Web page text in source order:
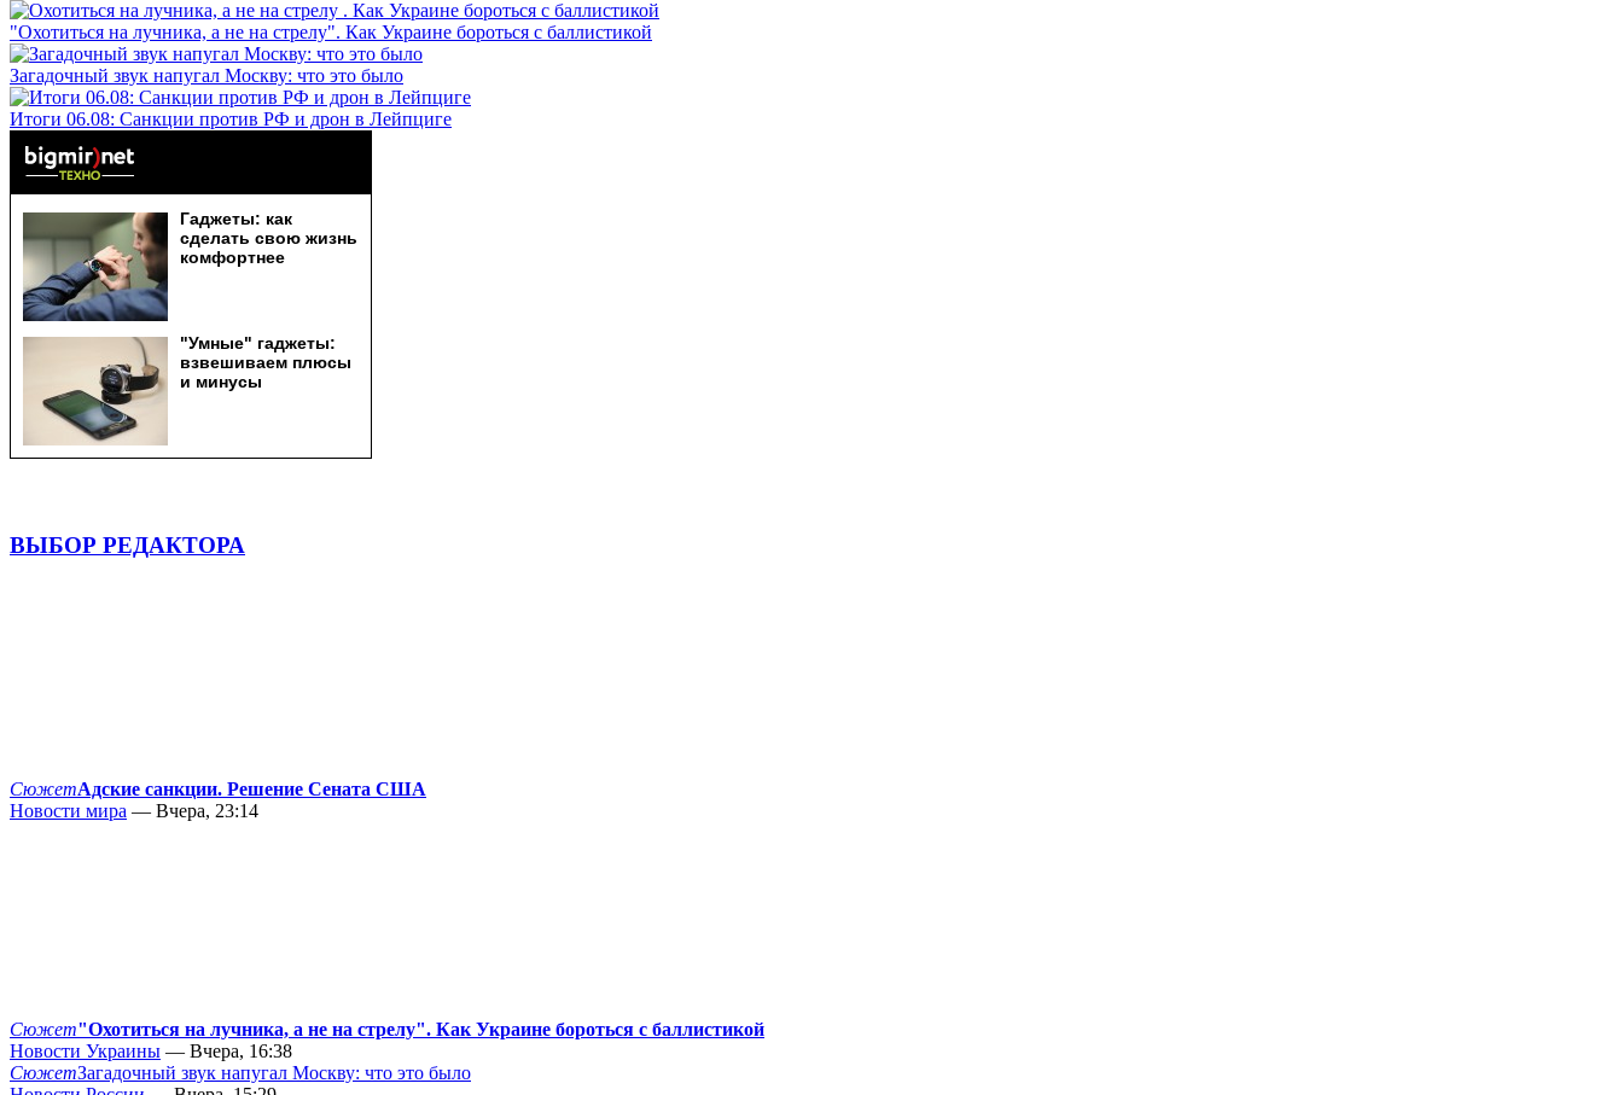
"Охотиться на лучника, а не на стрелу". Как Украине бороться с баллистикой
Загадочный звук напугал Москву: что это было
Итоги 06.08: Санкции против РФ и дрон в Лейпциге
ВЫБОР РЕДАКТОРА
СюжетАдские санкции. Решение Сената США
Новости мира — Вчера, 23:14
Сюжет"Охотиться на лучника, а не на стрелу". Как Украине бороться с баллистикой
Новости Украины — Вчера, 16:38
СюжетЗагадочный звук напугал Москву: что это было